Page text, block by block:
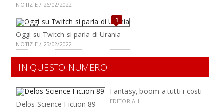
NOTIZIE / 26/02/2022
1
Oggi su Twitch si parla di Urania
NOTIZIE / 25/02/2022
IN QUESTO NUMERO
Delos Science Fiction 89
Fantasy, boom a tutti i costi
EDITORIALI